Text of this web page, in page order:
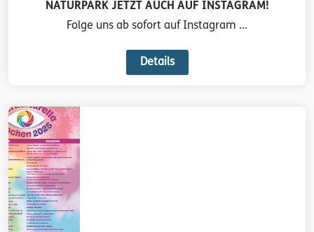
NATURPARK JETZT AUCH AUF INSTAGRAM!
Folge uns ab sofort auf Instagram ...
Details